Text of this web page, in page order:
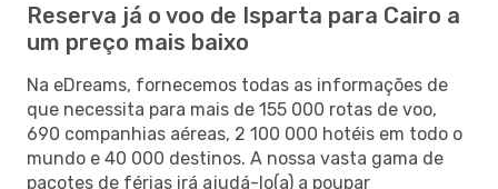
Reserva já o voo de Isparta para Cairo a
um preço mais baixo
Na eDreams, fornecemos todas as informações de
que necessita para mais de 155 000 rotas de voo,
690 companhias aéreas, 2 100 000 hotéis em todo o
mundo e 40 000 destinos. A nossa vasta gama de
pacotes de férias irá ajudá-lo(a) a poupar